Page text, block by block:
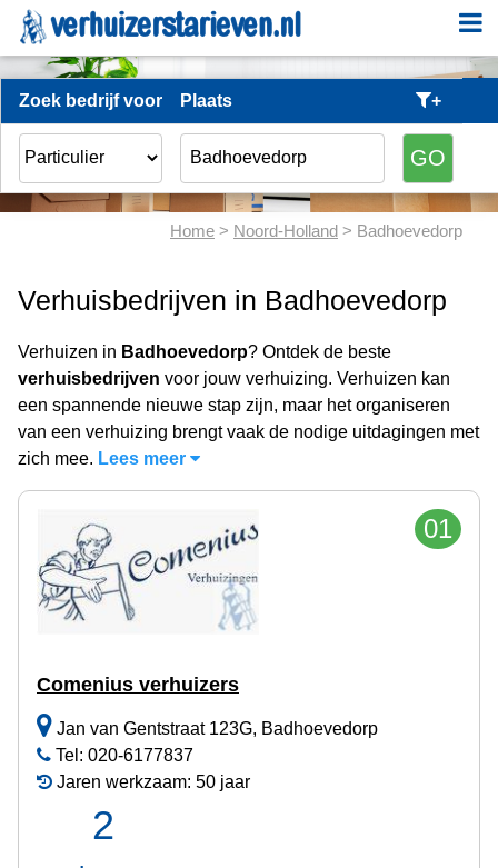
Zoek bedrijf voor Plaats +
Home > Noord-Holland > Badhoevedorp
Verhuisbedrijven in Badhoevedorp
Verhuizen in Badhoevedorp? Ontdek de beste
verhuisbedrijven voor jouw verhuizing. Verhuizen kan
een spannende nieuwe stap zijn, maar het organiseren
van een verhuizing brengt vaak de nodige uitdagingen met
zich mee. Lees meer
01
Comenius verhuizers
Jan van Gentstraat 123G, Badhoevedorp
Tel: 020-6177837
Jaren werkzaam: 50 jaar
2